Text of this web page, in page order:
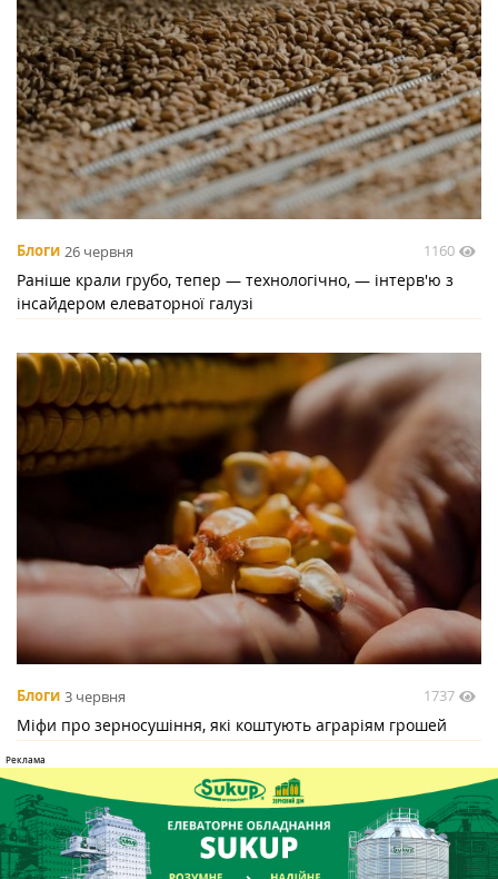
Блоги 26 червня 1160
Раніше крали грубо, тепер — технологічно, — інтерв'ю з
інсайдером елеваторної галузі
Блоги 3 червня 1737
Міфи про зерносушіння, які коштують аграріям грошей